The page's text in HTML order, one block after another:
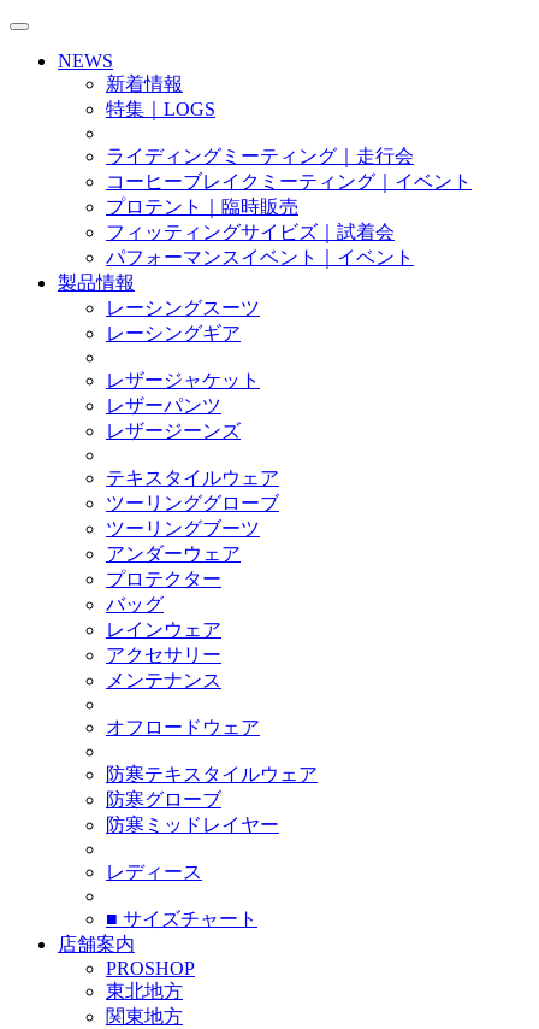
NEWS
新着情報
特集｜LOGS
ライディングミーティング｜走行会
コーヒーブレイクミーティング｜イベント
プロテント｜臨時販売
フィッティングサイビズ｜試着会
パフォーマンスイベント｜イベント
製品情報
レーシングスーツ
レーシングギア
レザージャケット
レザーパンツ
レザージーンズ
テキスタイルウェア
ツーリンググローブ
ツーリングブーツ
アンダーウェア
プロテクター
バッグ
レインウェア
アクセサリー
メンテナンス
オフロードウェア
防寒テキスタイルウェア
防寒グローブ
防寒ミッドレイヤー
レディース
■ サイズチャート
店舗案内
PROSHOP
東北地方
関東地方